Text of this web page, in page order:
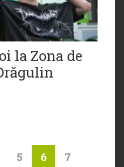
la Zona de
5 6
7